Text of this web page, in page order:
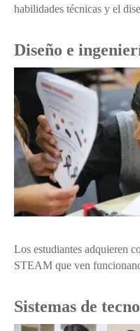
habilidades técnicas y el
Diseño e
Los estudiantes adquieren
STEAM que ven
Sistemas de